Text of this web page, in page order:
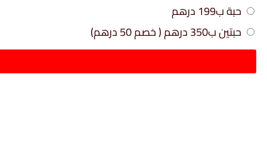
حبة ب199 درهم
حبتين ب350 درهم ( خصم 50 درهم)